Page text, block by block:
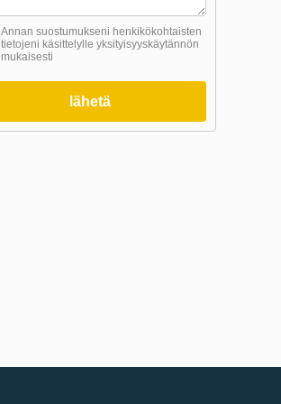
Annan suostumukseni henkikökohtaisten
tietojeni käsittelylle yksityisyyskäytännön
mukaisesti
lähetä